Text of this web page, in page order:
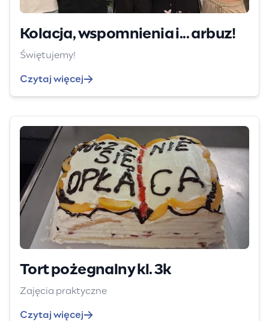
Kolacja, wspomnienia i... arbuz!
Świętujemy!
Czytaj więcej
Tort pożegnalny kl. 3k
Zajęcia praktyczne
Czytaj więcej